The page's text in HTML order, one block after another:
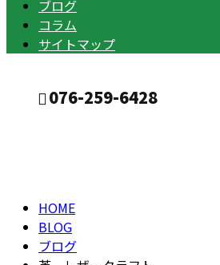
ブログ
コラム
サイトマップ
076-259-6428
HOME
BLOG
ブログ